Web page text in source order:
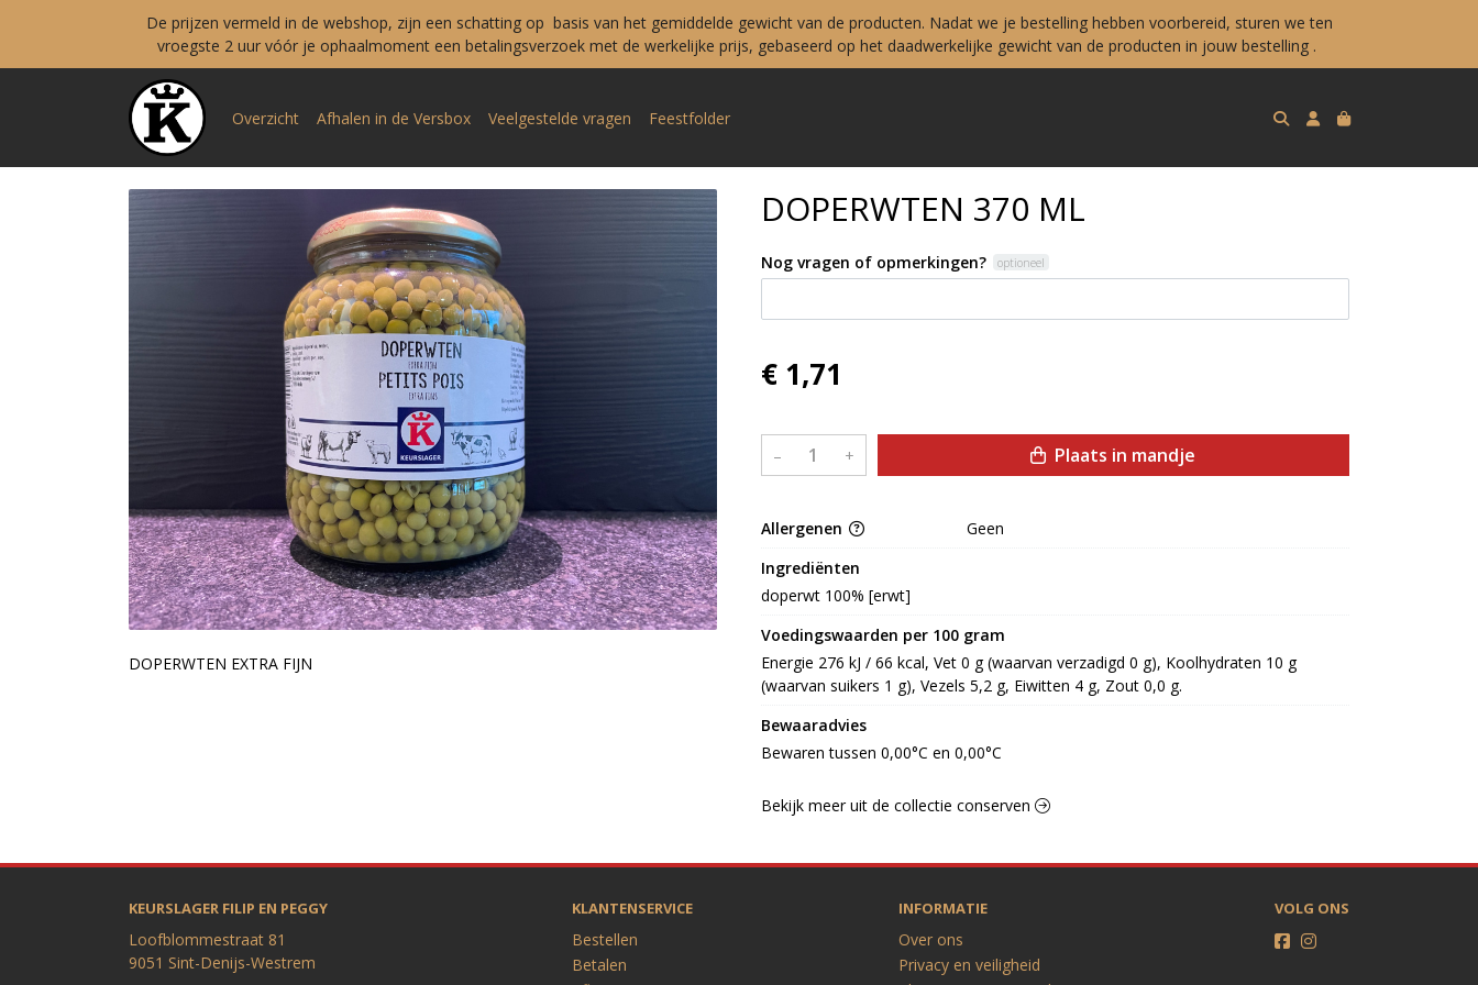
De prijzen vermeld in de webshop, zijn een schatting op basis van het gemiddelde gewicht van de producten. Nadat we je bestelling hebben voorbereid, sturen we ten
vroegste 2 uur vóór je ophaalmoment een betalingsverzoek met de werkelijke prijs, gebaseerd op het daadwerkelijke gewicht van de producten in jouw bestelling .
Overzicht Afhalen in de Versbox Veelgestelde vragen Feestfolder
DOPERWTEN EXTRA FIJN
DOPERWTEN 370 ML
Nog vragen of opmerkingen? optioneel
€ 1,71
– + Plaats in mandje
Allergenen
Geen
Ingrediënten
doperwt 100% [erwt]
Voedingswaarden per 100 gram
Energie 276 kJ / 66 kcal, Vet 0 g (waarvan verzadigd 0 g), Koolhydraten 10 g
(waarvan suikers 1 g), Vezels 5,2 g, Eiwitten 4 g, Zout 0,0 g.
Bewaaradvies
Bewaren tussen 0,00°C en 0,00°C
Bekijk meer uit de collectie conserven
KEURSLAGER FILIP EN PEGGY
Loofblommestraat 81
9051 Sint-Denijs-Westrem
KLANTENSERVICE
Bestellen
Betalen
INFORMATIE
Over ons
Privacy en veiligheid
VOLG ONS